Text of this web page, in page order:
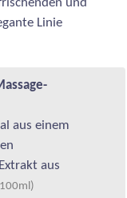
und
Linie
aus einem
aus